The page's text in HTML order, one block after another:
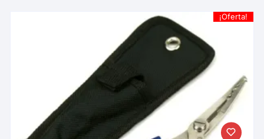
¡Oferta!